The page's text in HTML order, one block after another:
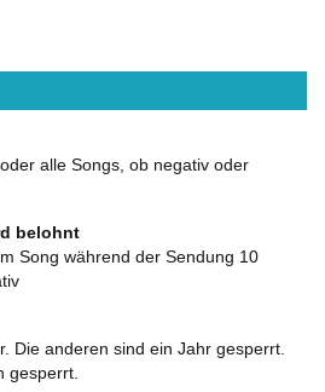
alle Songs, ob negativ oder
belohnt
Song während der Sendung 10
Die anderen sind ein Jahr gesperrt.
gesperrt.